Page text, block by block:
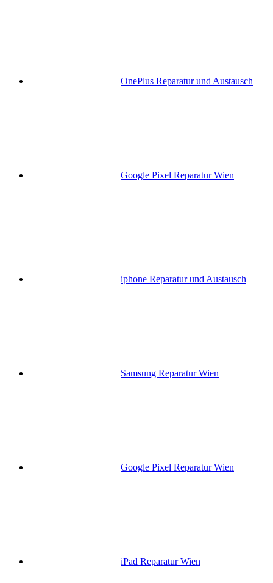
OnePlus Reparatur und Austausch
Google Pixel Reparatur Wien
iphone Reparatur und Austausch
Samsung Reparatur Wien
Google Pixel Reparatur Wien
iPad Reparatur Wien